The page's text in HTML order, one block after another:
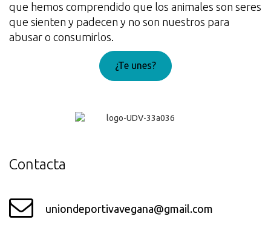
que hemos comprendido que los animales son seres
que sienten y padecen y no son nuestros para
abusar o consumirlos.
¿Te unes?
Contacta
uniondeportivavegana@gmail.com